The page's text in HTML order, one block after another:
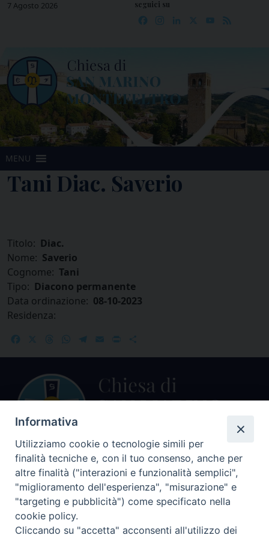
Skip7 Agosto 2026 seguici su
Facebook
Instagram
LinkedIn YouTube
MENU
Tani Diac. Saverio
Titolo: Diac.
Nome: Saverio
Cognome: Tani
Tipo: Diacono permanente
Data ordinazione: 08-10-2023
Residenza:
FacebookThreadsWhatsApp
Telegram
EmailPrint
Centralino Curia Vescovile
0541 913711
Indirizzo
47864 PENNABILLI (RN)
Informativa
Utilizziamo cookie o tecnologie simili per
finalità tecniche e, con il tuo consenso, anche per
altre finalità ("interazioni e funzionalità semplici",
"miglioramento dell'esperienza", "misurazione" e
"targeting e pubblicità") come specificato nella
cookie policy.
Cliccando su "accetta" acconsenti all'utilizzo dei